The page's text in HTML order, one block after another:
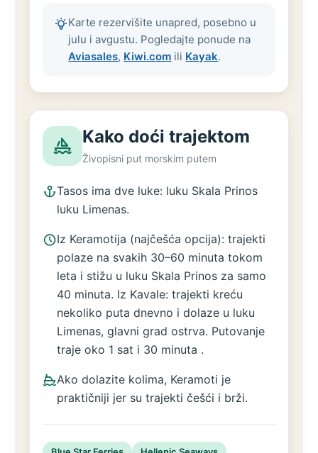
Karte rezervišite unapred, posebno u
julu i avgustu. Pogledajte ponude na
Aviasales, Kiwi.com ili Kayak.
Kako doći trajektom
Živopisni put morskim putem
Tasos ima dve luke: luku Skala Prinos
luku Limenas.
Iz Keramotija (najčešća opcija): trajekti
polaze na svakih 30–60 minuta tokom
leta i stižu u luku Skala Prinos za samo
40 minuta. Iz Kavale: trajekti kreću
nekoliko puta dnevno i dolaze u luku
Limenas, glavni grad ostrva. Putovanje
traje oko 1 sat i 30 minuta .
Ako dolazite kolima, Keramoti je
praktičniji jer su trajekti češći i brži.